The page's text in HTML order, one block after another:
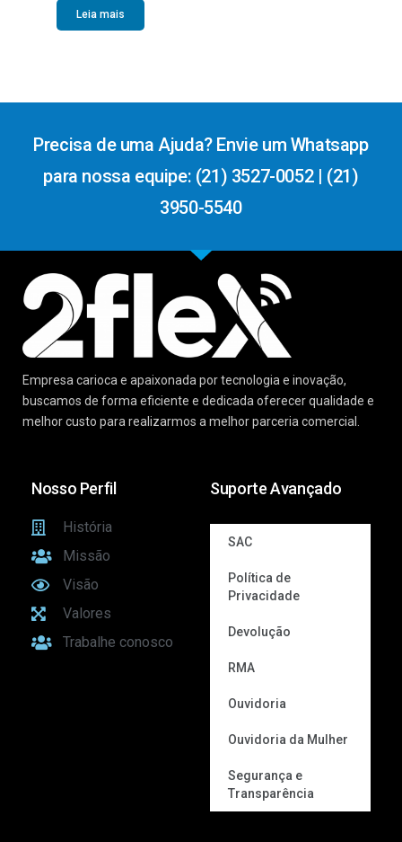
Leia mais
Precisa de uma Ajuda? Envie um Whatsapp
para nossa equipe: (21) 3527-0052 | (21)
3950-5540
Empresa carioca e apaixonada por tecnologia e inovação,
buscamos de forma eficiente e dedicada oferecer qualidade e
melhor custo para realizarmos a melhor parceria comercial.
Nosso Perfil
História
Missão
Visão
Valores
Trabalhe conosco
Suporte Avançado
SAC
Política de
Privacidade
Devolução
RMA
Ouvidoria
Ouvidoria da Mulher
Segurança e
Transparência